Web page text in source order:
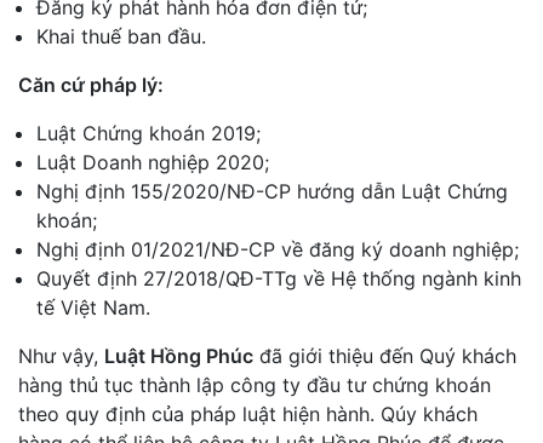
Đăng ký phát hành hóa đơn điện tử;
Khai thuế ban đầu.
Căn cứ pháp lý:
Luật Chứng khoán 2019;
Luật Doanh nghiệp 2020;
Nghị định 155/2020/NĐ-CP hướng dẫn Luật Chứng
khoán;
Nghị định 01/2021/NĐ-CP về đăng ký doanh nghiệp;
Quyết định 27/2018/QĐ-TTg về Hệ thống ngành kinh
tế Việt Nam.
Như vậy, Luật Hồng Phúc đã giới thiệu đến Quý khách
hàng thủ tục thành lập công ty đầu tư chứng khoán
theo quy định của pháp luật hiện hành. Qúy khách